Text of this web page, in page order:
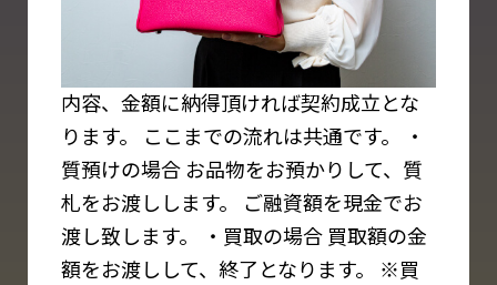
内容、⾦額に納得頂ければ契約成⽴とな
ります。
ここまでの流れは共通です。
・
質預けの場合 お品物をお預かりして、質
札をお渡しします。
ご融資額を現⾦でお
渡し致します。
・買取の場合 買取額の⾦
額をお渡しして、終了となります。
※買